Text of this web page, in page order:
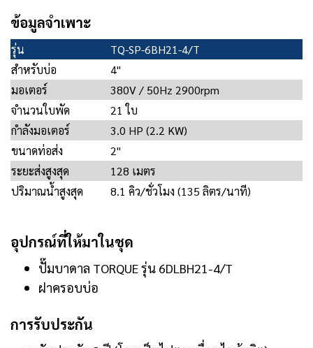
ข้อมูลจำเพาะ
รุ่น
TQ-SP-6BH21-4/T
สำหรับบ่อ
4"
มอเตอร์
380V / 50Hz 2900rpm
จำนวนใบพัด
21 ใบ
กำลังมอเตอร์
3.0 HP (2.2 KW)
ขนาดท่อส่ง
2"
ระยะส่งสูงสุด
128 เมตร
ปริมาณน้ำสูงสุด
8.1 คิว/ชั่วโมง (135 ลิตร/นาที)
อุปกรณ์ที่ให้มาในชุด
ปั๊มบาดาล TORQUE รุ่น 6DLBH21-4/T
ฝาครอบบ่อ
การรับประกัน